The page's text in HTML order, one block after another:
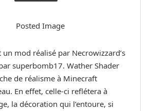
un mod réalisé par Necrowizzard’s
superbomb17. Wather Shader
de réalisme à Minecraft
En effet, celle-ci reflétera à
la décoration qui l’entoure, si